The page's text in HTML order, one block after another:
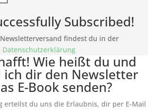
Subscribed!
findest du in der
Datenschutzerklärung
Wie heißt du und
dir den Newsletter
E-Book senden?
erteilst du uns die Erlaubnis, dir per E-Mail